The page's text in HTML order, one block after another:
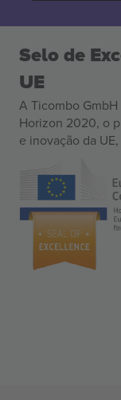
Selo de
UE
A Ticombo
Horizon 2020, o
e inovação da